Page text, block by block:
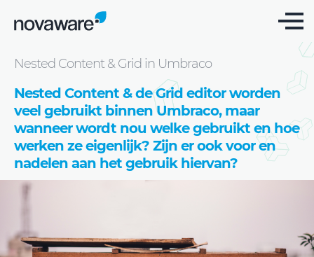
Blog
Nested Content & Grid in Umbraco
Nested Content & de Grid editor worden
veel gebruikt binnen Umbraco, maar
wanneer wordt nou welke gebruikt en hoe
werken ze eigenlijk? Zijn er ook voor en
nadelen aan het gebruik hiervan?